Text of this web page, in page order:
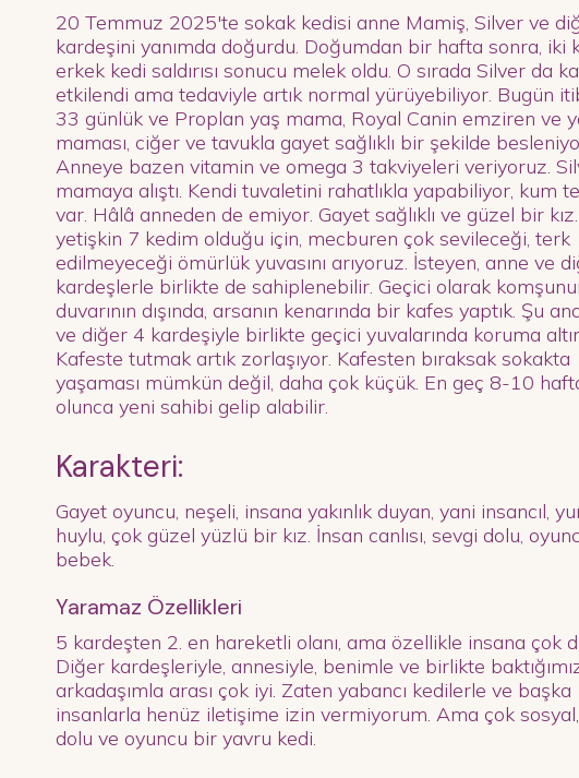
20 Temmuz 2025'te sokak kedisi anne Mamiş, Silver ve
kardeşini yanımda doğurdu. Doğumdan bir hafta sonra, iki
erkek kedi saldırısı sonucu melek oldu. O sırada Silver da
etkilendi ama tedaviyle artık normal yürüyebiliyor. Bugün
33 günlük ve Proplan yaş mama, Royal Canin emziren ve
maması, ciğer ve tavukla gayet sağlıklı bir şekilde
Anneye bazen vitamin ve omega 3 takviyeleri veriyoruz.
mamaya alıştı. Kendi tuvaletini rahatlıkla yapabiliyor, kum
var. Hâlâ anneden de emiyor. Gayet sağlıklı ve güzel bir
yetişkin 7 kedim olduğu için, mecburen çok sevileceği, terk
edilmeyeceği ömürlük yuvasını arıyoruz. İsteyen, anne ve
kardeşlerle birlikte de sahiplenebilir. Geçici olarak
duvarının dışında, arsanın kenarında bir kafes yaptık. Şu
ve diğer 4 kardeşiyle birlikte geçici yuvalarında koruma
Kafeste tutmak artık zorlaşıyor. Kafesten bıraksak sokakta
yaşaması mümkün değil, daha çok küçük. En geç 8-10
olunca yeni sahibi gelip alabilir.
Karakteri:
Gayet oyuncu, neşeli, insana yakınlık duyan, yani insancıl,
huylu, çok güzel yüzlü bir kız. İnsan canlısı, sevgi dolu,
bebek.
Yaramaz Özellikleri
5 kardeşten 2. en hareketli olanı, ama özellikle insana çok
Diğer kardeşleriyle, annesiyle, benimle ve birlikte
arkadaşımla arası çok iyi. Zaten yabancı kedilerle ve başka
insanlarla henüz iletişime izin vermiyorum. Ama çok
dolu ve oyuncu bir yavru kedi.